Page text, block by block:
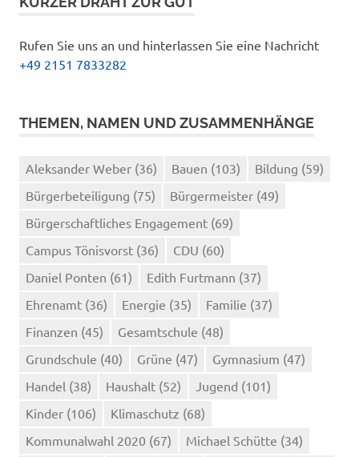
Rufen Sie uns an und hinterlassen Sie eine Nachricht
+49 2151 7833282
THEMEN, NAMEN UND ZUSAMMENHÄNGE
Aleksander Weber (36) Bauen (103) Bildung (59)
Bürgerbeteiligung (75) Bürgermeister (49)
Bürgerschaftliches Engagement (69)
Campus Tönisvorst (36) CDU (60)
Daniel Ponten (61) Edith Furtmann (37)
Ehrenamt (36) Energie (35) Familie (37)
Finanzen (45) Gesamtschule (48)
Grundschule (40) Grüne (47) Gymnasium (47)
Handel (38) Haushalt (52) Jugend (101)
Kinder (106) Klimaschutz (68)
Kommunalwahl 2020 (67) Michael Schütte (34)